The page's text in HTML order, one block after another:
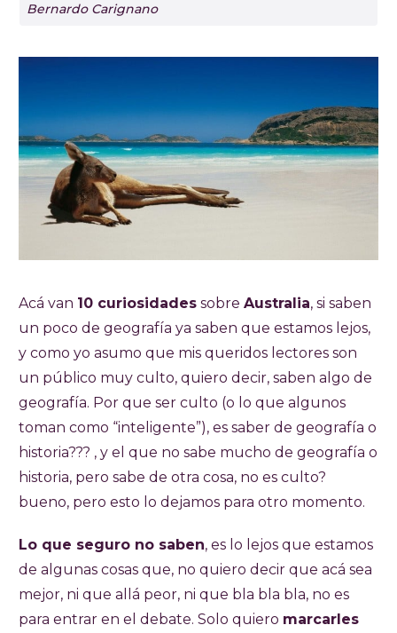
Bernardo Carignano
Acá van 10 curiosidades sobre Australia, si saben
un poco de geografía ya saben que estamos lejos,
y como yo asumo que mis queridos lectores son
un público muy culto, quiero decir, saben algo de
geografía. Por que ser culto (o lo que algunos
toman como “inteligente”), es saber de geografía o
historia??? , y el que no sabe mucho de geografía o
historia, pero sabe de otra cosa, no es culto?
bueno, pero esto lo dejamos para otro momento.
Lo que seguro no saben, es lo lejos que estamos
de algunas cosas que, no quiero decir que acá sea
mejor, ni que allá peor, ni que bla bla bla, no es
para entrar en el debate. Solo quiero marcarles